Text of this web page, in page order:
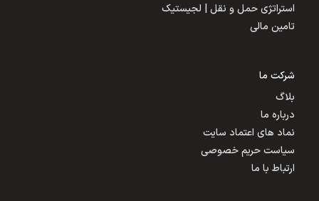
استراتژی حمل و نقل | لجیستیک
تامین مالی
شرکت ما
بلاگ
درباره ما
نماد های اعتماد سایت
سیاست حریم خصوصی
ارتباط با ما